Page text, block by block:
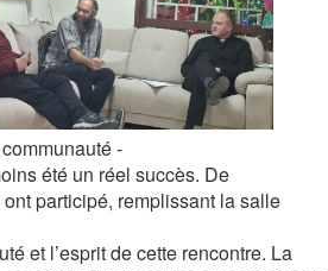
-
été un réel succès. De
participé, remplissant la salle
et l’esprit de cette rencontre. La